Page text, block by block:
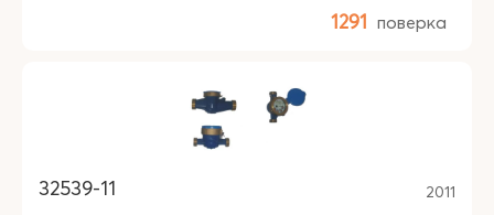
1291 поверка
32539-11 2011